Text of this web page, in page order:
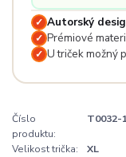
✓ Autorský
✓ Prémiové
✓ U triček možný
Číslo
produktu:
T0032-
Velikost trička:
XL